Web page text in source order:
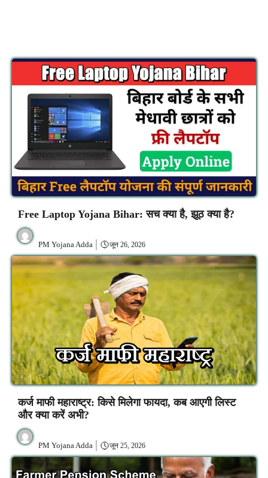
Free Laptop Yojana Bihar: सच क्या है, झूठ क्या है?
PM Yojana Adda जून 26, 2026
कर्ज माफी महाराष्ट्र: किसे मिलेगा फायदा, कब आएगी लिस्ट
और क्या करें अभी?
PM Yojana Adda जून 25, 2026